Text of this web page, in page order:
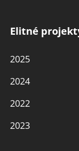
Elitné
2025
2024
2022
2023